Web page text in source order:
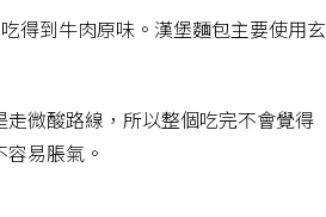
得到牛肉原味。漢堡麵包主要使用玄
微酸路線，所以整個吃完不會覺得
易脹氣。